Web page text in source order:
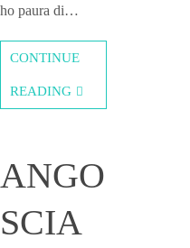
ho paura di…
CONTINUE
READING
ANGO
SCIA